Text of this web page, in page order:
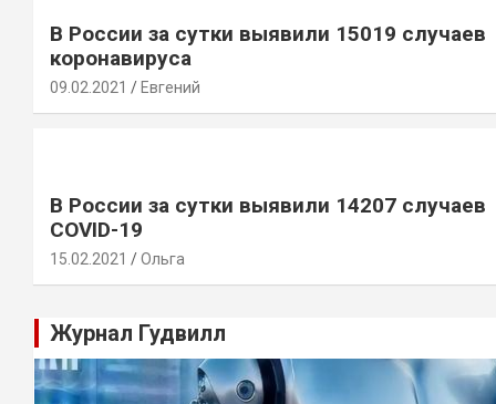
В России за сутки выявили 15019 случаев
коронавируса
09.02.2021 Евгений
В России за сутки выявили 14207 случаев
COVID-19
15.02.2021 Ольга
Журнал Гудвилл